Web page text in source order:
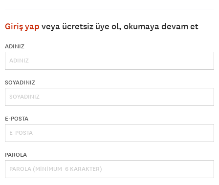
Giriş yap veya ücretsiz üye ol, okumaya devam et
ADINIZ
SOYADINIZ
E-POSTA
PAROLA